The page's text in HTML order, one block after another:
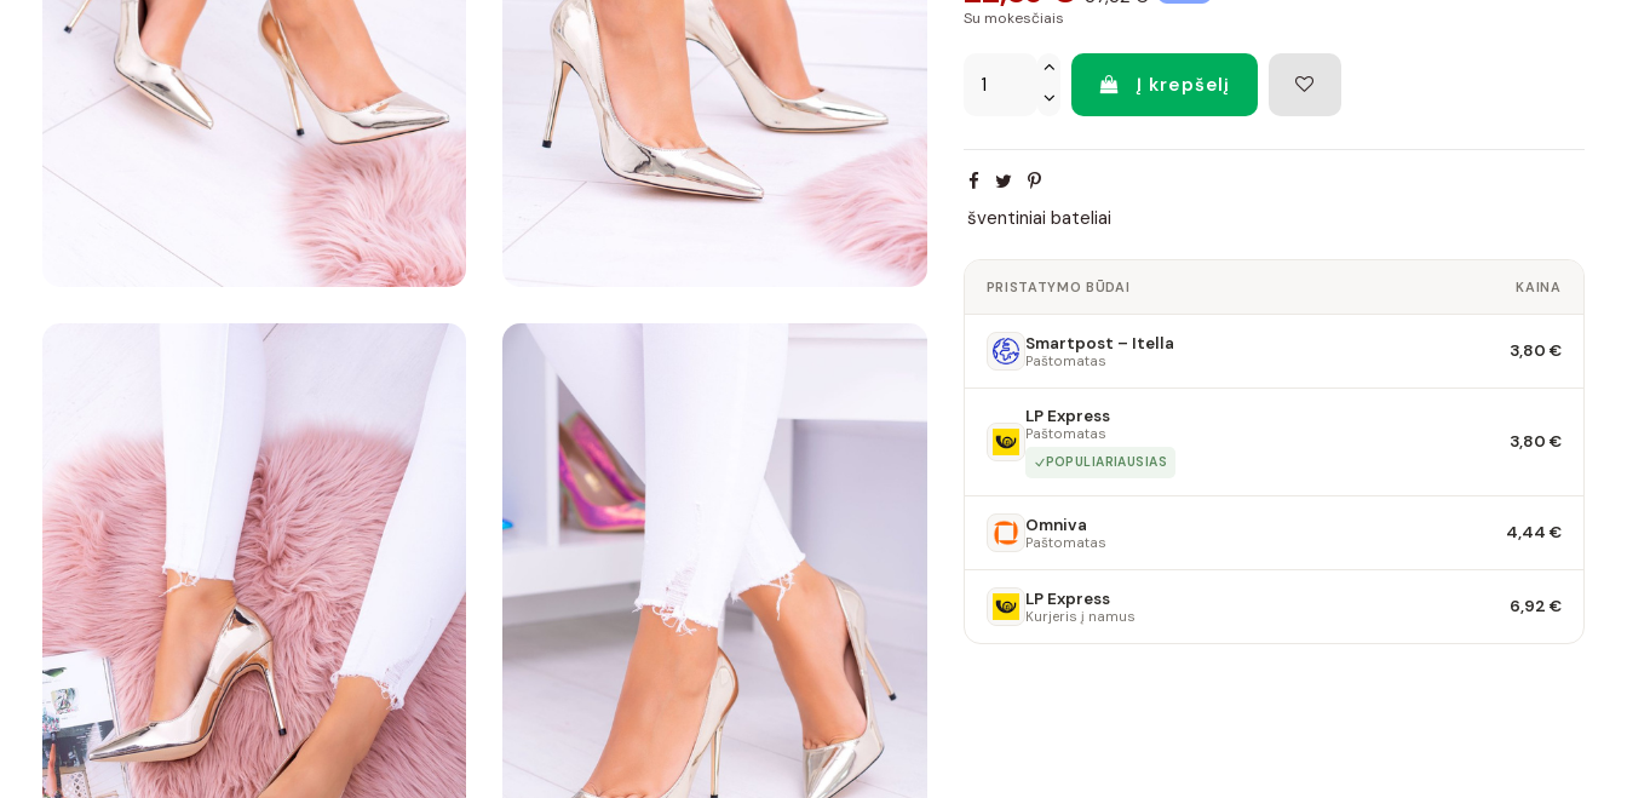
Su mokesčiais
Į krepšelį
šventiniai bateliai
PRISTATYMO BŪDAI KAINA
Smartpost – Itella
Paštomatas 3,80 €
LP Express
Paštomatas
POPULIARIAUSIAS
3,80 €
Omniva
Paštomatas 4,44 €
LP Express
Kurjeris į namus 6,92 €